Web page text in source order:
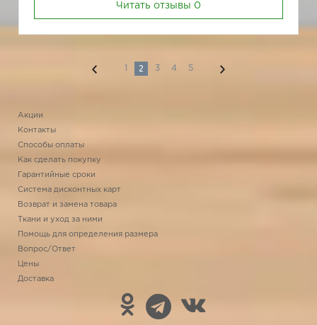
Читать отзывы 0
1 2 3 4 5
Акции
Контакты
Способы оплаты
Как сделать покупку
Гарантийные сроки
Система дисконтных карт
Возврат и замена товара
Ткани и уход за ними
Помощь для определения размера
Вопрос/Ответ
Цены
Доставка